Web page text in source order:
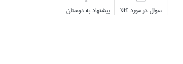
سوال در مورد كالا پیشنهاد به دوستان